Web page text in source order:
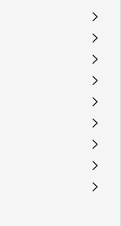
A
A
A
A
A
A
A
A
A